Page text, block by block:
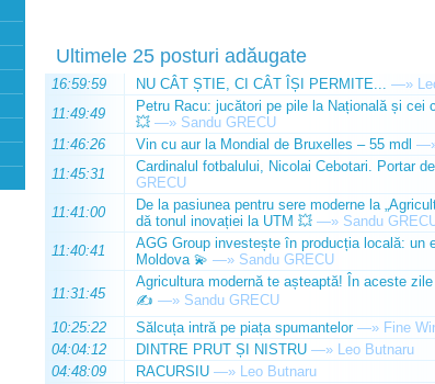
Ultimele 25 posturi adăugate
16:59:59 NU CÂT ȘTIE, CI CÂT ÎȘI PERMITE... —»
11:49:49
Petru Racu: jucători pe pile la Națională și cei
💥 —» Sandu GRECU
11:46:26
Vin cu aur la Mondial de Bruxelles – 55 mdl
11:45:31
Cardinalul fotbalului, Nicolai Cebotari. Portar
GRECU
11:41:00
De la pasiunea pentru sere moderne la
dă tonul inovației la UTM 💥 —» Sandu
11:40:41
AGG Group investește în producția locală: un
Moldova 💫 —» Sandu GRECU
11:31:45
Agricultura modernă te așteaptă! În aceste
✍️ —» Sandu GRECU
10:25:22
Sălcuța intră pe piața spumantelor —» Fine
04:04:12
DINTRE PRUT ȘI NISTRU —» Leo Butnaru
04:48:09
RACURSIU —» Leo Butnaru